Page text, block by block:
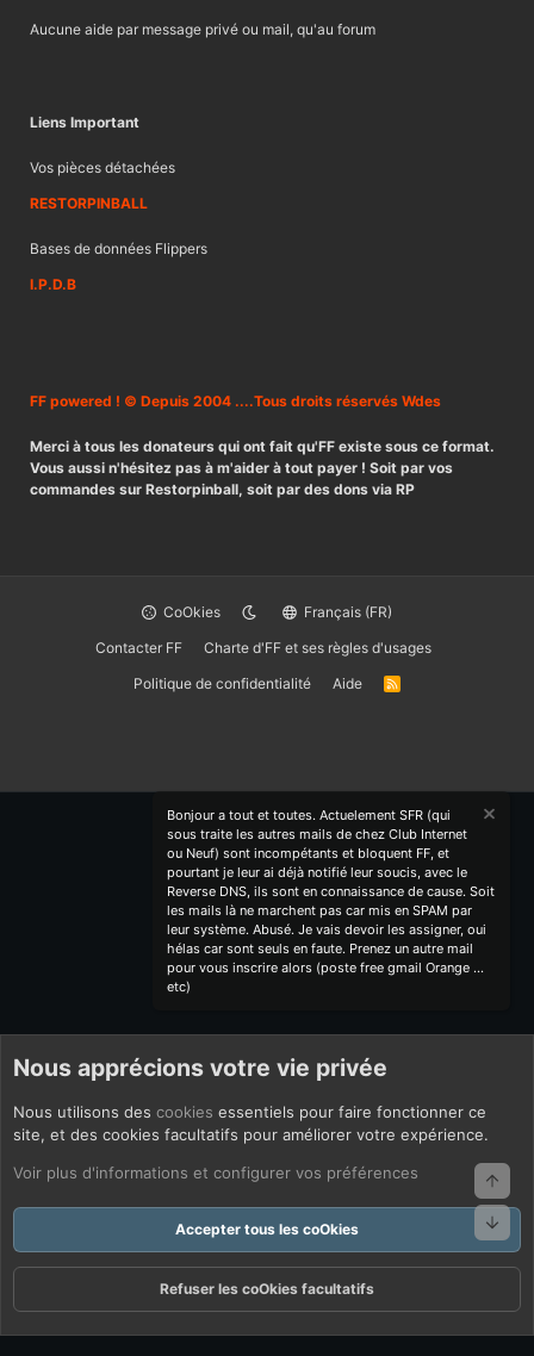
Aucune aide par message privé ou mail, qu'au forum
Liens Important
Vos pièces détachées
RESTORPINBALL
Bases de données Flippers
I.P.D.B
FF powered ! © Depuis 2004 ....Tous droits réservés Wdes
Merci à tous les donateurs qui ont fait qu'FF existe sous ce format.
Vous aussi n'hésitez pas à m'aider à tout payer ! Soit par vos
commandes sur Restorpinball, soit par des dons via RP
CoOkies
Français (FR)
Contacter FF
Charte d'FF et ses règles d'usages
Politique de confidentialité
Aide
R
Bonjour a tout et toutes. Actuelement SFR (qui
sous traite les autres mails de chez Club Internet
ou Neuf) sont incompétants et bloquent FF, et
pourtant je leur ai déjà notifié leur soucis, avec le
Reverse DNS, ils sont en connaissance de cause. Soit
les mails là ne marchent pas car mis en SPAM par
leur système. Abusé. Je vais devoir les assigner, oui
hélas car sont seuls en faute. Prenez un autre mail
pour vous inscrire alors (poste free gmail Orange ...
etc)
Nous apprécions votre vie privée
Nous utilisons des cookies essentiels pour faire fonctionner ce
site, et des cookies facultatifs pour améliorer votre expérience.
Voir plus d'informations et configurer vos préférences
Accepter tous les coOkies
Refuser les coOkies facultatifs